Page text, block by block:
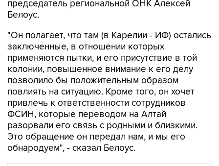
председатель региональной ОНК Алексей
Белоус.
"Он полагает, что там (в Карелии - ИФ) остались
заключенные, в отношении которых
применяются пытки, и его присутствие в той
колонии, повышенное внимание к его делу
позволило бы положительным образом
повлиять на ситуацию. Кроме того, он хочет
привлечь к ответственности сотрудников
ФСИН, которые переводом на Алтай
разорвали его связь с родными и близкими.
Это обращение он передал нам, и мы его
обнародуем", - сказал Белоус.